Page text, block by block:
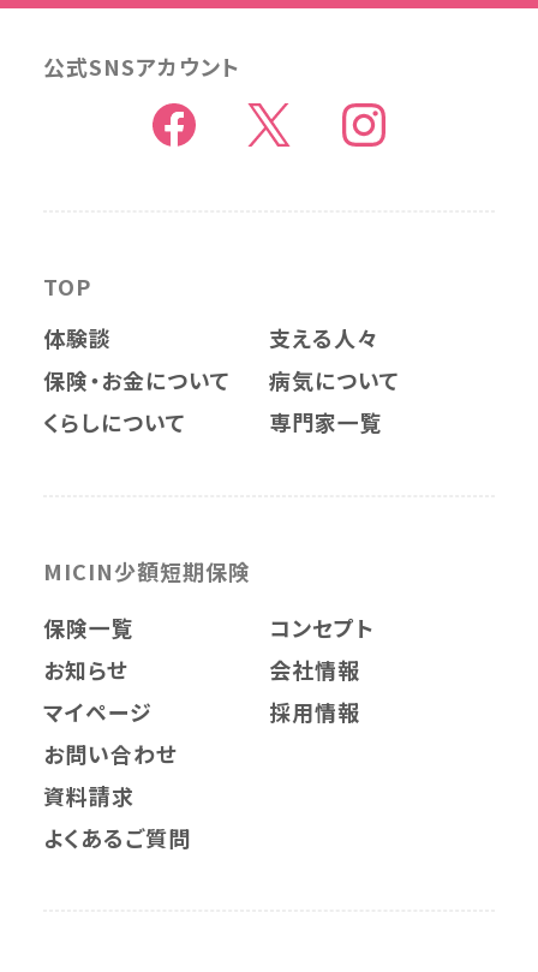
公式SNSアカウント
TOP
体験談
支える人々
保険・お金について
病気について
くらしについて
専門家一覧
MICIN少額短期保険
保険一覧
お知らせ
マイページ
コンセプト
会社情報
採用情報
お問い合わせ
資料請求
よくあるご質問